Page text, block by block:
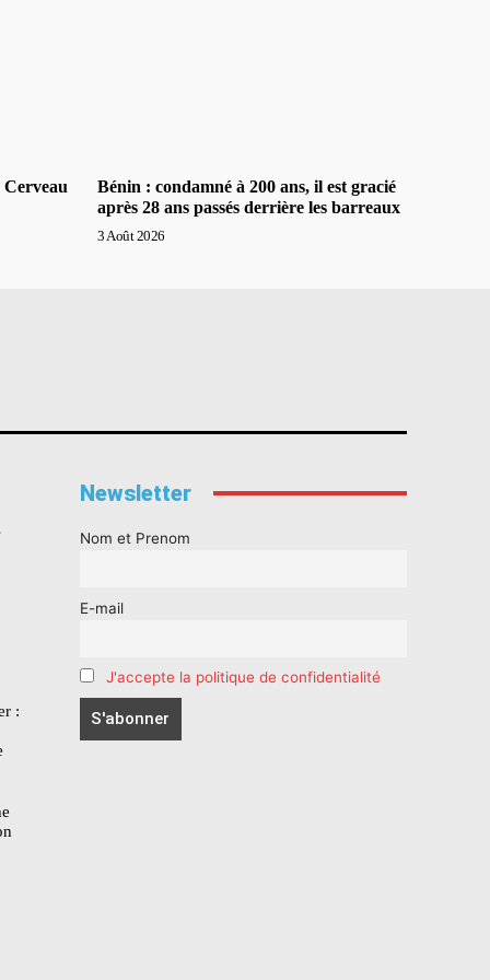
Bénin : condamné à 200 ans, il est gracié
après 28 ans passés derrière les barreaux
3 Août 2026
:
Newsletter
Nom et Prenom
E-mail
J'accepte la politique de confidentialité